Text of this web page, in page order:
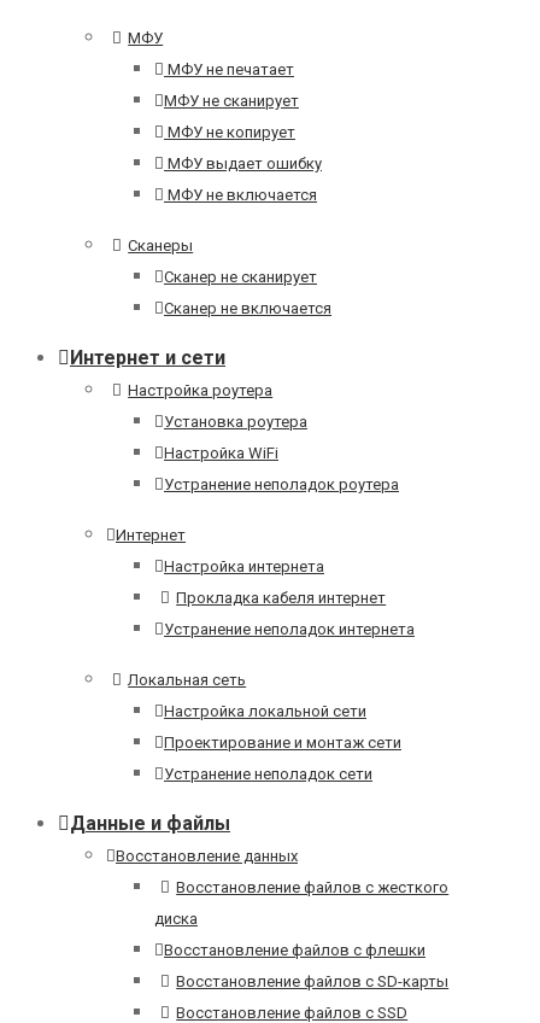
МФУ
МФУ не печатает
МФУ не сканирует
МФУ не копирует
МФУ выдает ошибку
МФУ не включается
Сканеры
Сканер не сканирует
Сканер не включается
Интернет и сети
Настройка роутера
Установка роутера
Настройка WiFi
Устранение неполадок роутера
Интернет
Настройка интернета
Прокладка кабеля интернет
Устранение неполадок интернета
Локальная сеть
Настройка локальной сети
Проектирование и монтаж сети
Устранение неполадок сети
Данные и файлы
Восстановление данных
Восстановление файлов с жесткого
диска
Восстановление файлов с флешки
Восстановление файлов с SD-карты
Восстановление файлов с SSD